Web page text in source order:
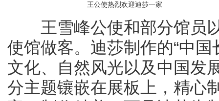
王公使热烈欢迎迪莎一家
王雪峰公使和部分馆员以
使馆做客。迪莎制作的“中
文化、自然风光以及中国发
分主题镶嵌在展板上，精心